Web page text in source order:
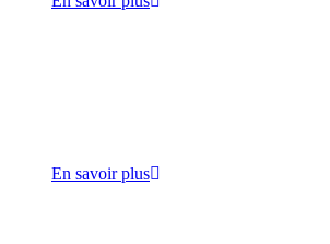
En savoir plus